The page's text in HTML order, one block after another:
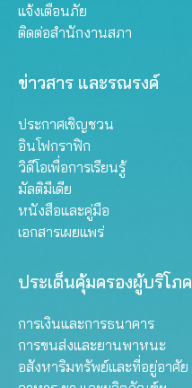
แจ้งเตือนภัย
ติดต่อสำนักงานสภา
ข่าวสาร และรณรงค์
ประกาศเชิญชวน
อินโฟกราฟิก
วิดีโอเพื่อการเรียนรู้
มัลติมีเดีย
หนังสือและคู่มือ
เอกสารเผยแพร่
ประเด็นคุ้มครองผู้บริโภค
การเงินและการธนาคาร
การขนส่งและยานพาหนะ
อสังหาริมทรัพย์และที่อยู่อาศัย